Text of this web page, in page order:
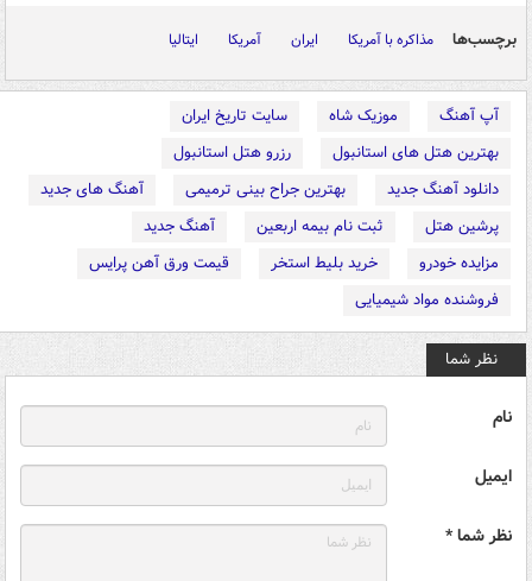
برچسب‌ها مذاکره با آمریکا ایران آمریکا ایتالیا
آپ آهنگ موزیک شاه
سایت تاریخ ایران
بهترین هتل های استانبول
رزرو هتل استانبول
دانلود آهنگ جدید
بهترین جراح بینی ترمیمی
آهنگ های جدید
پرشین هتل
ثبت نام بیمه اربعین
آهنگ جدید
مزایده خودرو
خرید بلیط استخر
قیمت ورق آهن پرایس
فروشنده مواد شیمیایی
نظر شما
نام
ایمیل
نظر شما *